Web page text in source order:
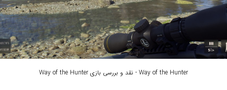
Way of the Hunter - نقد و بررسی بازی Way of the Hunter